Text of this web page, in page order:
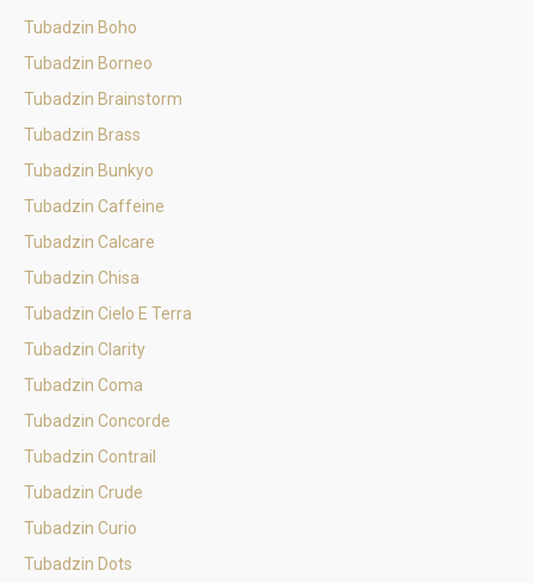
Tubadzin Boho
Tubadzin Borneo
Tubadzin Brainstorm
Tubadzin Brass
Tubadzin Bunkyo
Tubadzin Caffeine
Tubadzin Calcare
Tubadzin Chisa
Tubadzin Cielo E Terra
Tubadzin Clarity
Tubadzin Coma
Tubadzin Concorde
Tubadzin Contrail
Tubadzin Crude
Tubadzin Curio
Tubadzin Dots